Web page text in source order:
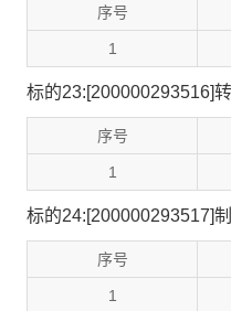
序号
1
标的23:[200000293516]
序号
1
标的24:[200000293517]
序号
1